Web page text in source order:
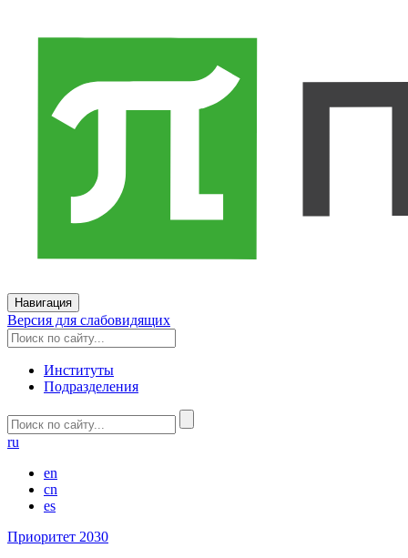
Навигация
Версия для слабовидящих
Институты
Подразделения
ru
en
cn
es
Приоритет 2030